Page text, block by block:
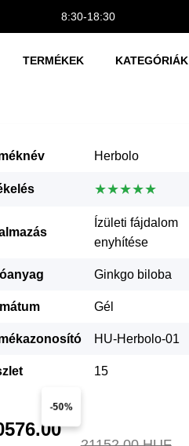
8:30-18:30
TERMÉKEK KATEGÓRIÁK
Herbolo
★★★★★
Ízületi fájdalom
enyhítése
Ginkgo biloba
Gél
HU-Herbolo-01
15
-50%